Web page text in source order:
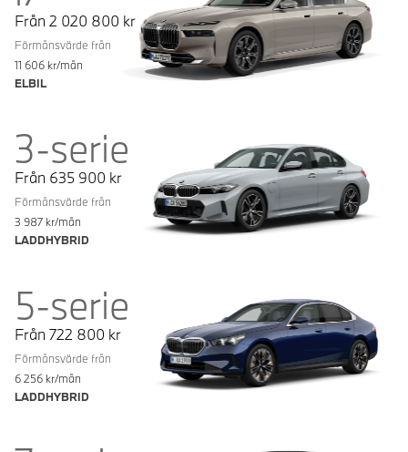
Från 2 020 800 kr
Förmånsvärde från
11 606 kr/mån
ELBIL
3-serie
Från 635 900 kr
Förmånsvärde från
3 987 kr/mån
LADDHYBRID
5-serie
Från 722 800 kr
Förmånsvärde från
6 256 kr/mån
LADDHYBRID